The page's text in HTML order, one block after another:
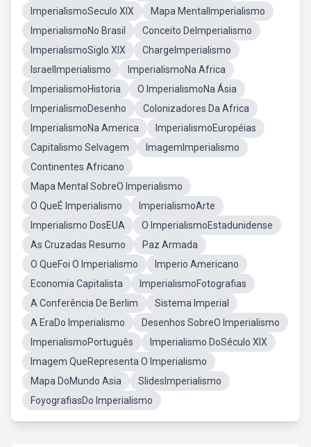
ImperialismoSeculo XIX
Mapa MentalImperialismo
ImperialismoNo Brasil
Conceito DeImperialismo
ImperialismoSiglo XIX
ChargeImperialismo
IsraelImperialismo
ImperialismoNa Africa
ImperialismoHistoria
O ImperialismoNa Ásia
ImperialismoDesenho
Colonizadores Da Africa
ImperialismoNa America
ImperialismoEuropéias
Capitalismo Selvagem
ImagemImperialismo
Continentes Africano
Mapa Mental SobreO Imperialismo
O QueÉ Imperialismo
ImperialismoArte
Imperialismo DosEUA
O ImperialismoEstadunidense
As Cruzadas Resumo
Paz Armada
O QueFoi O Imperialismo
Imperio Americano
Economia Capitalista
ImperialismoFotografias
A Conferência De Berlim
Sistema Imperial
A EraDo Imperialismo
Desenhos SobreO Imperialismo
ImperialismoPortuguês
Imperialismo DoSéculo XIX
Imagem QueRepresenta O Imperialismo
Mapa DoMundo Asia
SlidesImperialismo
FoyografiasDo Imperialismo